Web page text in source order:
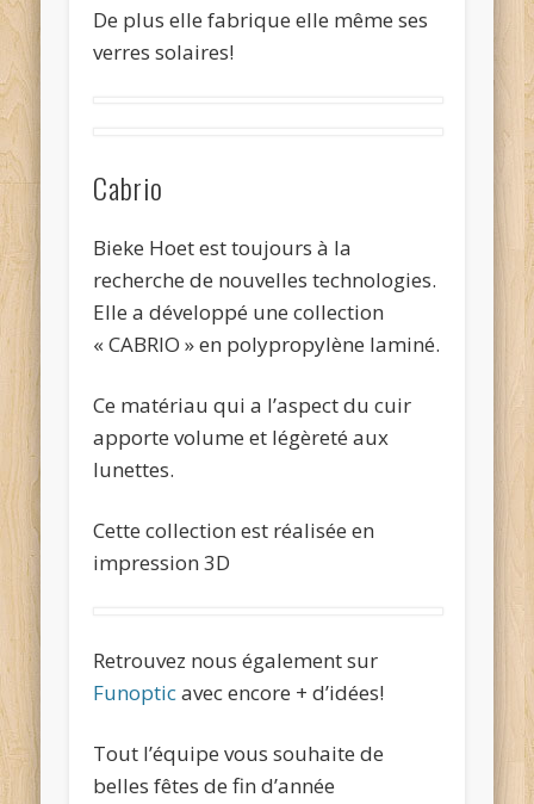
De plus elle fabrique elle même ses
verres solaires!
Cabrio
Bieke Hoet est toujours à la
recherche de nouvelles technologies.
Elle a développé une collection
« CABRIO » en polypropylène laminé.
Ce matériau qui a l’aspect du cuir
apporte volume et légèreté aux
lunettes.
Cette collection est réalisée en
impression 3D
Retrouvez nous également sur
Funopticavec encore + d’idées!
Tout l’équipe vous souhaite de
belles fêtes de fin d’année